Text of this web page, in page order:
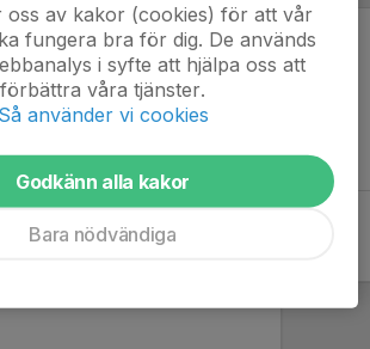
Inget referat skrivet
oss av kakor (cookies) för att vår
fungera bra för dig. De används
i syfte att hjälpa oss att
förbättra våra tjänster.
Så använder vi cookies
Godkänn alla kakor
Bara nödvändiga